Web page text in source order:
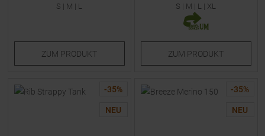
S | M | L
ZUM PRODUKT
S | M | L | XL
ZUM PRODUKT
-35%
NEU
-35%
NEU